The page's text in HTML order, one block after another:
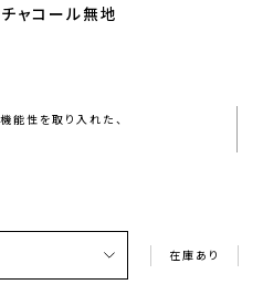
ャコール無地
能性を取り入れた、
在庫あり